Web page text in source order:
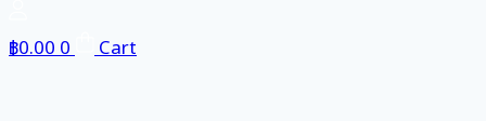
฿0.000 Cart